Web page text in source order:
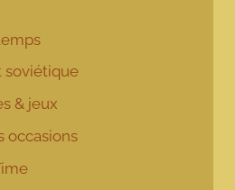
soviétique
& jeux
occasions